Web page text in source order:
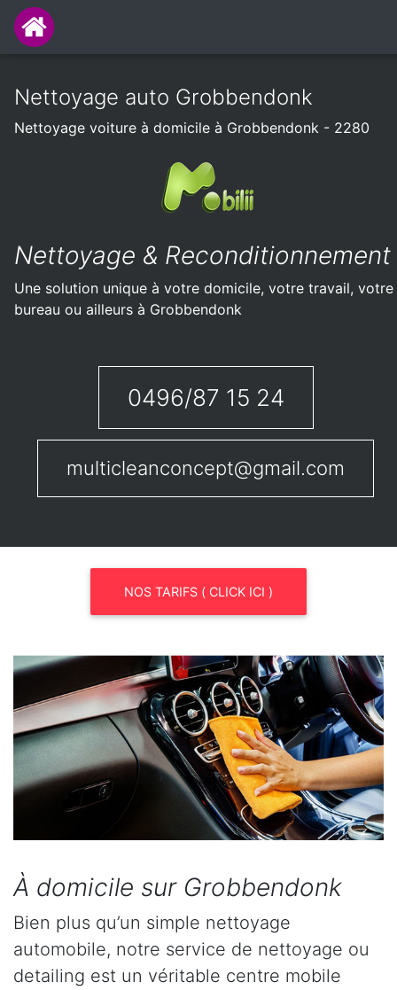
Nettoyage auto Grobbendonk
Nettoyage voiture à domicile à Grobbendonk - 2280
Nettoyage & Reconditionnement
Une solution unique à votre domicile, votre travail, votre
bureau ou ailleurs à Grobbendonk
0496/87 15 24
multicleanconcept@gmail.com
NOS TARIFS ( CLICK ICI )
À domicile sur Grobbendonk
Bien plus qu’un simple nettoyage
automobile, notre service de nettoyage ou
detailing est un véritable centre mobile